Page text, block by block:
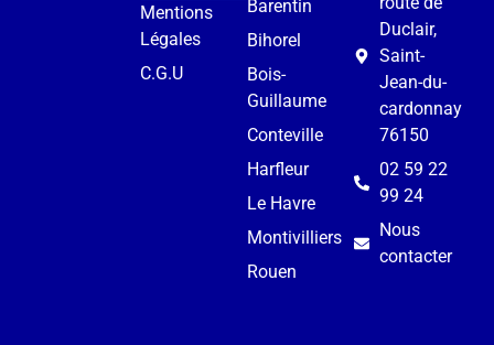
Mentions
Légales
C.G.U
Barentin
Bihorel
Bois-
Guillaume
Conteville
Harfleur
Le Havre
Montivilliers
Rouen
Duclair,
Saint-
Jean-du-
cardonnay
76150
02 59 22
99 24
Nous
contacter